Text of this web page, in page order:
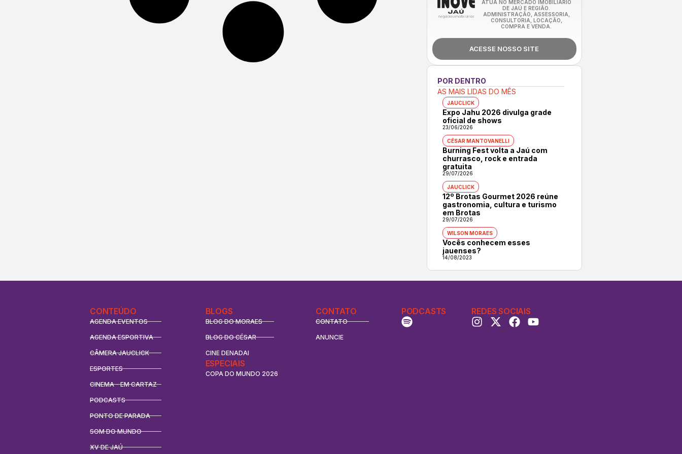
ATUA NO MERCADO IMOBILIÁRIO
DE JAÚ E REGIÃO.
ADMINISTRAÇÃO, ASSESSORIA,
CONSULTORIA, LOCAÇÃO,
COMPRA E VENDA.
ACESSE NOSSO SITE
POR DENTRO
AS MAIS LIDAS DO MÊS
JAUCLICK
Expo Jahu 2026 divulga grade
oficial de shows
23/06/2026
CÉSAR MANTOVANELLI
Burning Fest volta a Jaú com
churrasco, rock e entrada
gratuita
29/07/2026
JAUCLICK
12º Brotas Gourmet 2026 reúne
gastronomia, cultura e turismo
em Brotas
29/07/2026
WILSON MORAES
Vocês conhecem esses
jauenses?
14/08/2023
CONTEÚDO
AGENDA EVENTOS
AGENDA ESPORTIVA
CÂMERA JAUCLICK
ESPORTES
CINEMA - EM CARTAZ
PODCASTS
PONTO DE PARADA
SOM DO MUNDO
XV DE JAÚ
BLOGS
BLOG DO MORAES
BLOG DO CÉSAR
CINE DENADAI
ESPECIAIS
COPA DO MUNDO 2026
CONTATO
CONTATO
ANUNCIE
PODCASTS REDES SOCIAIS